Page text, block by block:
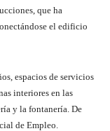
que ha
el edificio
espacios de servicios
interiores en las
y la fontanería. De
de Empleo.